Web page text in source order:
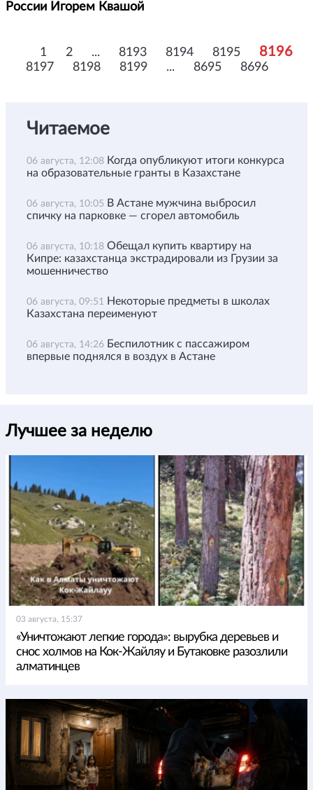
России Игорем Квашой
1 2 ... 8193 8194 8195 8196
8197 8198 8199 ... 8695 8696
Читаемое
06 августа, 12:08 Когда опубликуют итоги конкурса
на образовательные гранты в Казахстане
06 августа, 10:05 В Астане мужчина выбросил
спичку на парковке — сгорел автомобиль
06 августа, 10:18 Обещал купить квартиру на
Кипре: казахстанца экстрадировали из Грузии за
мошенничество
06 августа, 09:51 Некоторые предметы в школах
Казахстана переименуют
06 августа, 14:26 Беспилотник с пассажиром
впервые поднялся в воздух в Астане
Лучшее за неделю
03 августа, 15:37
«Уничтожают легкие города»: вырубка деревьев и
снос холмов на Кок-Жайляу и Бутаковке разозлили
алматинцев